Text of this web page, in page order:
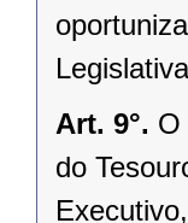
Art. 9°. O
do